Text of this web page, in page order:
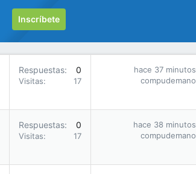
Inscríbete
Respuestas 0
Visitas 17
hace 37 minutos
compudemano
Respuestas 0
Visitas 17
hace 38 minutos
compudemano